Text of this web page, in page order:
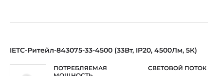
IETC-Ритейл-843075-33-4500 (33Вт, IP20, 4500Лм, 5К)